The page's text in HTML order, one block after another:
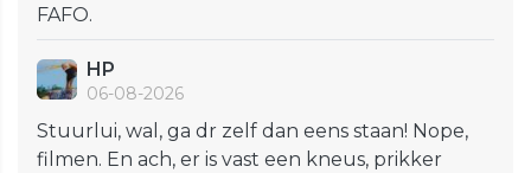
FAFO.
HP
06-08-2026
Stuurlui, wal, ga dr zelf dan eens staan! Nope,
filmen. En ach, er is vast een kneus, prikker